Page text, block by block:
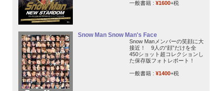
一般書籍 : ¥1600+税
Snow Man Snow Man's Face
Snow Manメンバーの笑顔に大
接近！ 9人の“顔”だけを全
450ショット超コレクションし
た保存版フォトレポート！
一般書籍 : ¥1400+税